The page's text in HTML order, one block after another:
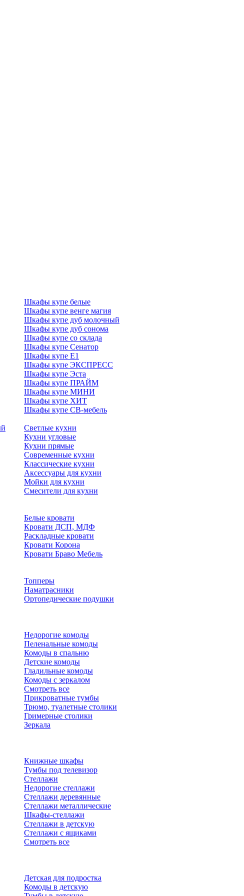
Шкафы купе белые
Шкафы купе венге магия
Шкафы купе дуб молочный
Шкафы купе дуб сонома
Шкафы купе со склада
Шкафы купе Сенатор
Шкафы купе Е1
Шкафы купе ЭКСПРЕСС
Шкафы купе Эста
Шкафы купе ПРАЙМ
Шкафы купе МИНИ
Шкафы купе ХИТ
Шкафы купе СВ-мебель
Светлые кухни
Кухни угловые
Кухни прямые
Современные кухни
Классические кухни
Аксессуары для кухни
Мойки для кухни
Смесители для кухни
Белые кровати
Кровати ДСП, МДФ
Раскладные кровати
Кровати Корона
Кровати Браво Мебель
Топперы
Наматрасники
Ортопедические подушки
Недорогие комоды
Пеленальные комоды
Комоды в спальню
Детские комоды
Гладильные комоды
Комоды с зеркалом
Смотреть все
Прикроватные тумбы
Трюмо, туалетные столики
Гримерные столики
Зеркала
Книжные шкафы
Тумбы под телевизор
Стеллажи
Недорогие стеллажи
Стеллажи деревянные
Стеллажи металлические
Шкафы-стеллажи
Стеллажи в детскую
Стеллажи с ящиками
Смотреть все
Детская для подростка
Комоды в детскую